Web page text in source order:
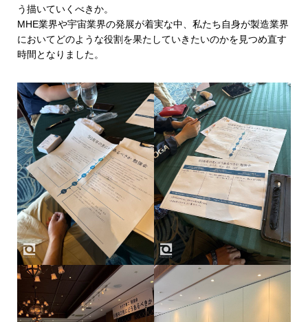
う描いていくべきか。
MHE業界や宇宙業界の発展が着実な中、私たち自身が製造業界
においてどのような役割を果たしていきたいのかを見つめ直す
時間となりました。